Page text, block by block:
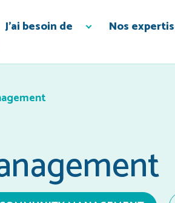
J’ai besoin de Nos